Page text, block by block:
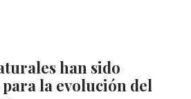
han sido
la evolución del